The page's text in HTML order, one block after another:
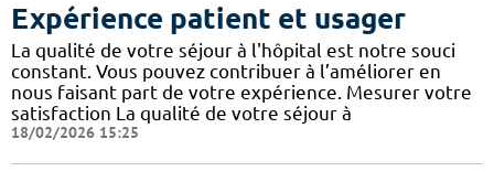
Expérience patient et usager
La qualité de votre séjour à l'hôpital est notre souci
constant. Vous pouvez contribuer à l’améliorer en
nous faisant part de votre expérience. Mesurer votre
satisfaction La qualité de votre séjour à
18/02/2026 15:25